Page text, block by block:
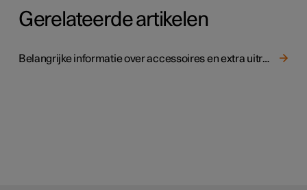
Gerelateerde artikelen
Belangrijke informatie over accessoires en extra uitrusting